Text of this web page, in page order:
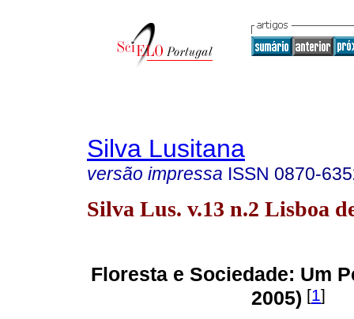
Silva Lusitana
versão impressa ISSN 0870-
Silva Lus. v.13 n.2 Lisboa
Floresta e Sociedade: Um
2005) [1]